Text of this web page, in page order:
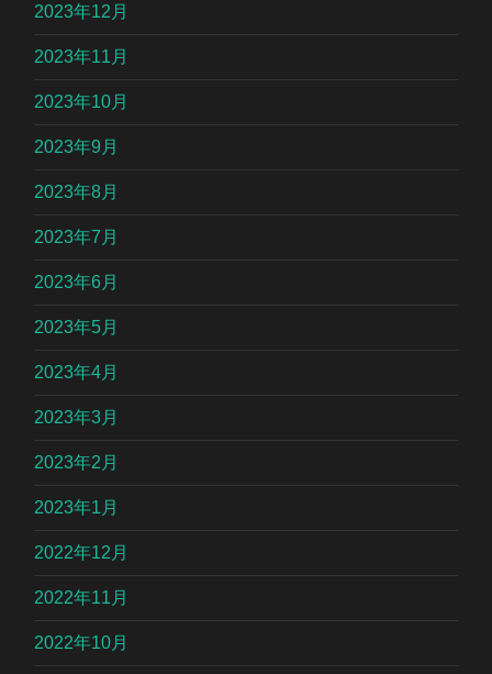
2023年12月
2023年11月
2023年10月
2023年9月
2023年8月
2023年7月
2023年6月
2023年5月
2023年4月
2023年3月
2023年2月
2023年1月
2022年12月
2022年11月
2022年10月